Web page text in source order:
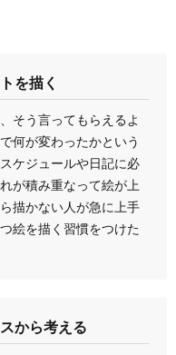
を描く
そう言ってもらえるよ
何が変わったかという
ケジュールや日記に必
が積み重なって絵が上
描かない人が急に上手
絵を描く習慣をつけた
から考える